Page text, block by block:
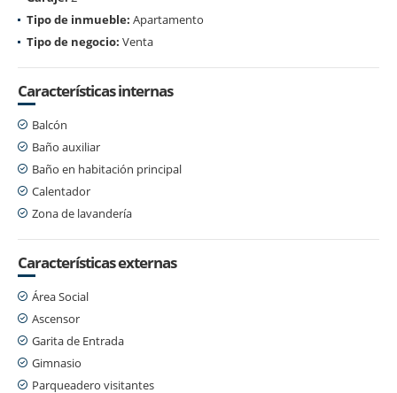
Tipo de inmueble: Apartamento
Tipo de negocio: Venta
Características internas
Balcón
Baño auxiliar
Baño en habitación principal
Calentador
Zona de lavandería
Características externas
Área Social
Ascensor
Garita de Entrada
Gimnasio
Parqueadero visitantes